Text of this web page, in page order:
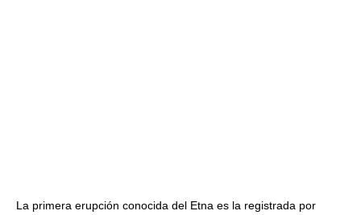
La primera erupción conocida del Etna es la registrada por